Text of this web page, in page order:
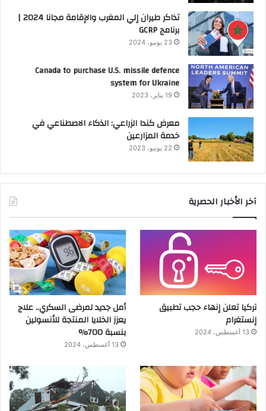
تذاكر طيران إلي المغرب والإقامة مجانا 2024 |
برنامج GCRP
23 يونيو، 2024
Canada to purchase U.S. missile defence
system for Ukraine
19 يناير، 2023
معرض كندا الزراعي: الذكاء الاصطناعي في
خدمة المزارعين
22 يونيو، 2023
آخر الأخبار الحصرية
تركيا تعلن إنهاء حجب تطبيق
إنستغرام
13 أغسطس، 2024
أمل جديد لمرضى السكري.. علاج
يعزز الخلايا المنتجة للأنسولين
بنسبة 700%
13 أغسطس، 2024